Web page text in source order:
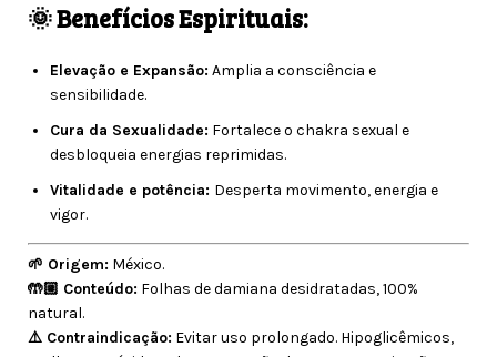
🌞 Benefícios Espirituais:
Elevação e Expansão: Amplia a consciência e
sensibilidade.
Cura da Sexualidade: Fortalece o chakra sexual e
desbloqueia energias reprimidas.
Vitalidade e potência: Desperta movimento, energia e
vigor.
🌱 Origem: México.
🤲🏼 Conteúdo: Folhas de damiana desidratadas, 100%
natural.
⚠️ Contraindicação: Evitar uso prolongado. Hipoglicêmicos,